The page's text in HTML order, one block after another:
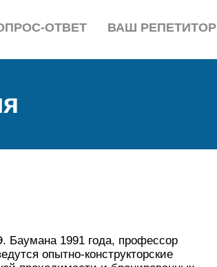
ВАШ РЕПЕТИТОР
ОТВЕТ
Баумана 1991 года, профессор
опытно-конструкторские